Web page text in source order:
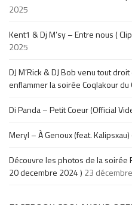
2025
Kent1 & Dj M’sy – Entre nous (
2025
DJ M’Rick & DJ Bob venu tout
enflammer la soirée Coqlakour
Di Panda – Petit Coeur (Official
Meryl – À Genoux (feat. Kalipsxau)
Découvre les photos de la soirée
20 decembre 2024 ) 23